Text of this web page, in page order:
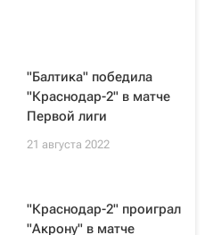
"Балтика" победила
"Краснодар-2" в матче
Первой лиги
21 августа 2022
"Краснодар-2" проиграл
"Акрону" в матче